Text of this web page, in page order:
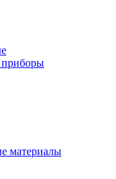
приборы
материалы